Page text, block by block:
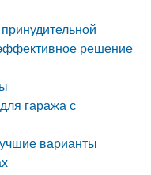
решение
гаража с
варианты